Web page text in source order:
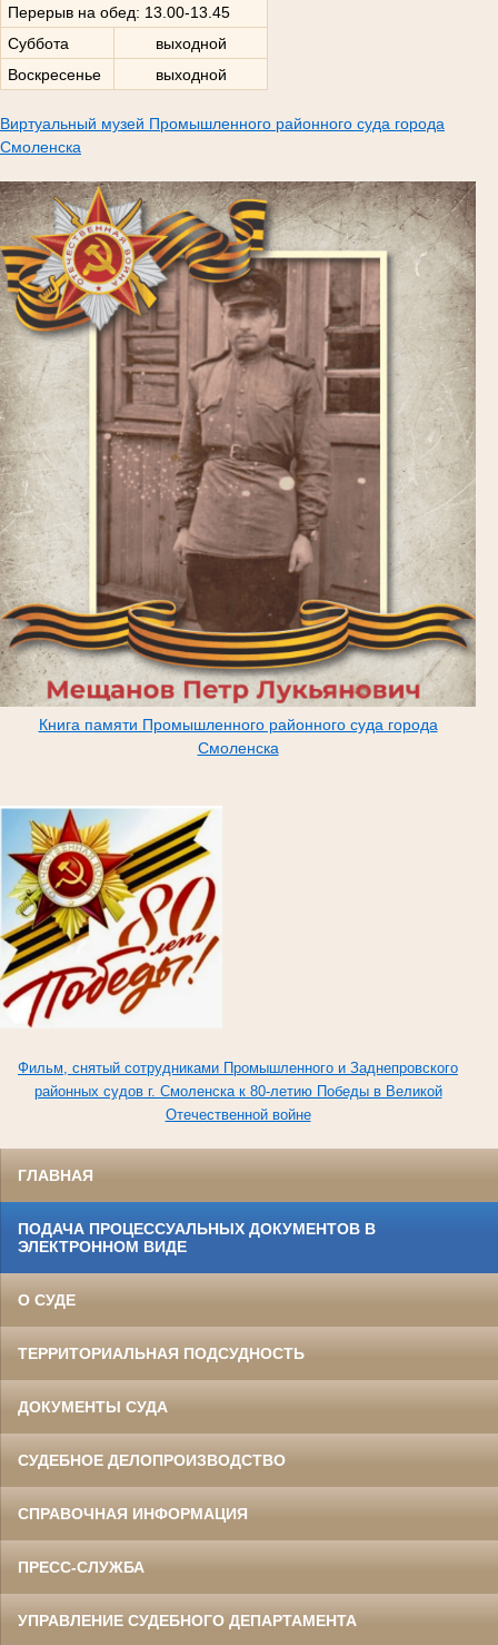
Перерыв на обед: 13.00-13.45
Суббота
выходной
Воскресенье
выходной
Виртуальный музей Промышленного районного суда города
Смоленска
Книга памяти Промышленного районного суда города
Смоленска
Фильм, снятый сотрудниками Промышленного и Заднепровского
районных судов г. Смоленска к 80-летию Победы в Великой
Отечественной войне
ГЛАВНАЯ
ПОДАЧА ПРОЦЕССУАЛЬНЫХ ДОКУМЕНТОВ В
ЭЛЕКТРОННОМ ВИДЕ
О СУДЕ
ТЕРРИТОРИАЛЬНАЯ ПОДСУДНОСТЬ
ДОКУМЕНТЫ СУДА
СУДЕБНОЕ ДЕЛОПРОИЗВОДСТВО
СПРАВОЧНАЯ ИНФОРМАЦИЯ
ПРЕСС-СЛУЖБА
УПРАВЛЕНИЕ СУДЕБНОГО ДЕПАРТАМЕНТА